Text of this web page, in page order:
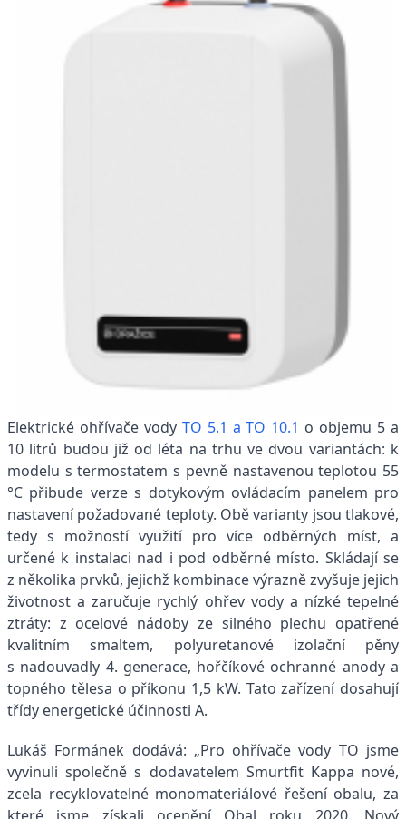
Elektrické ohřívače vody TO 5.1 a TO 10.1 o objemu 5 a
10 litrů budou již od léta na trhu ve dvou variantách: k
modelu s termostatem s pevně nastavenou teplotou 55
°C přibude verze s dotykovým ovládacím panelem pro
nastavení požadované teploty. Obě varianty jsou tlakové,
tedy s možností využití pro více odběrných míst, a
určené k instalaci nad i pod odběrné místo. Skládají se
z několika prvků, jejichž kombinace výrazně zvyšuje jejich
životnost a zaručuje rychlý ohřev vody a nízké tepelné
ztráty: z ocelové nádoby ze silného plechu opatřené
kvalitním smaltem, polyuretanové izolační pěny
s nadouvadly 4. generace, hořčíkové ochranné anody a
topného tělesa o příkonu 1,5 kW. Tato zařízení dosahují
třídy energetické účinnosti A.
Lukáš Formánek dodává: „Pro ohřívače vody TO jsme
vyvinuli společně s dodavatelem Smurtfit Kappa nové,
zcela recyklovatelné monomateriálové řešení obalu, za